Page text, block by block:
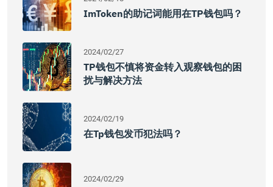
ImToken的助记词能用在TP钱包吗？
2024/02/27
TP钱包不慎将资金转入观察钱包的困
扰与解决方法
2024/02/19
在tp钱包发币犯法吗？
2024/02/29